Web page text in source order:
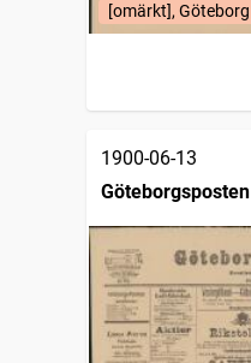
[omärkt], Göteborg
1900-06-13
Göteborgsposten